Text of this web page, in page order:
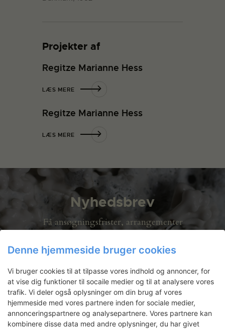
Projekter af
Regitze Marianne Hess
LÆS MERE
Regitze Marianne Hess
LÆS MERE
Nyhedsbrev
Få ansøgningsfrister, arrangementer
Denne hjemmeside bruger cookies
Vi bruger cookies til at tilpasse vores indhold og annoncer, for
at vise dig funktioner til socaile medier og til at analysere vores
trafik. Vi deler også oplysninger om din brug af vores
hjemmeside med vores partnere inden for sociale medier,
annonceringspartnere og analysepartnere. Vores partnere kan
kombinere disse data med andre oplysninger, du har givet